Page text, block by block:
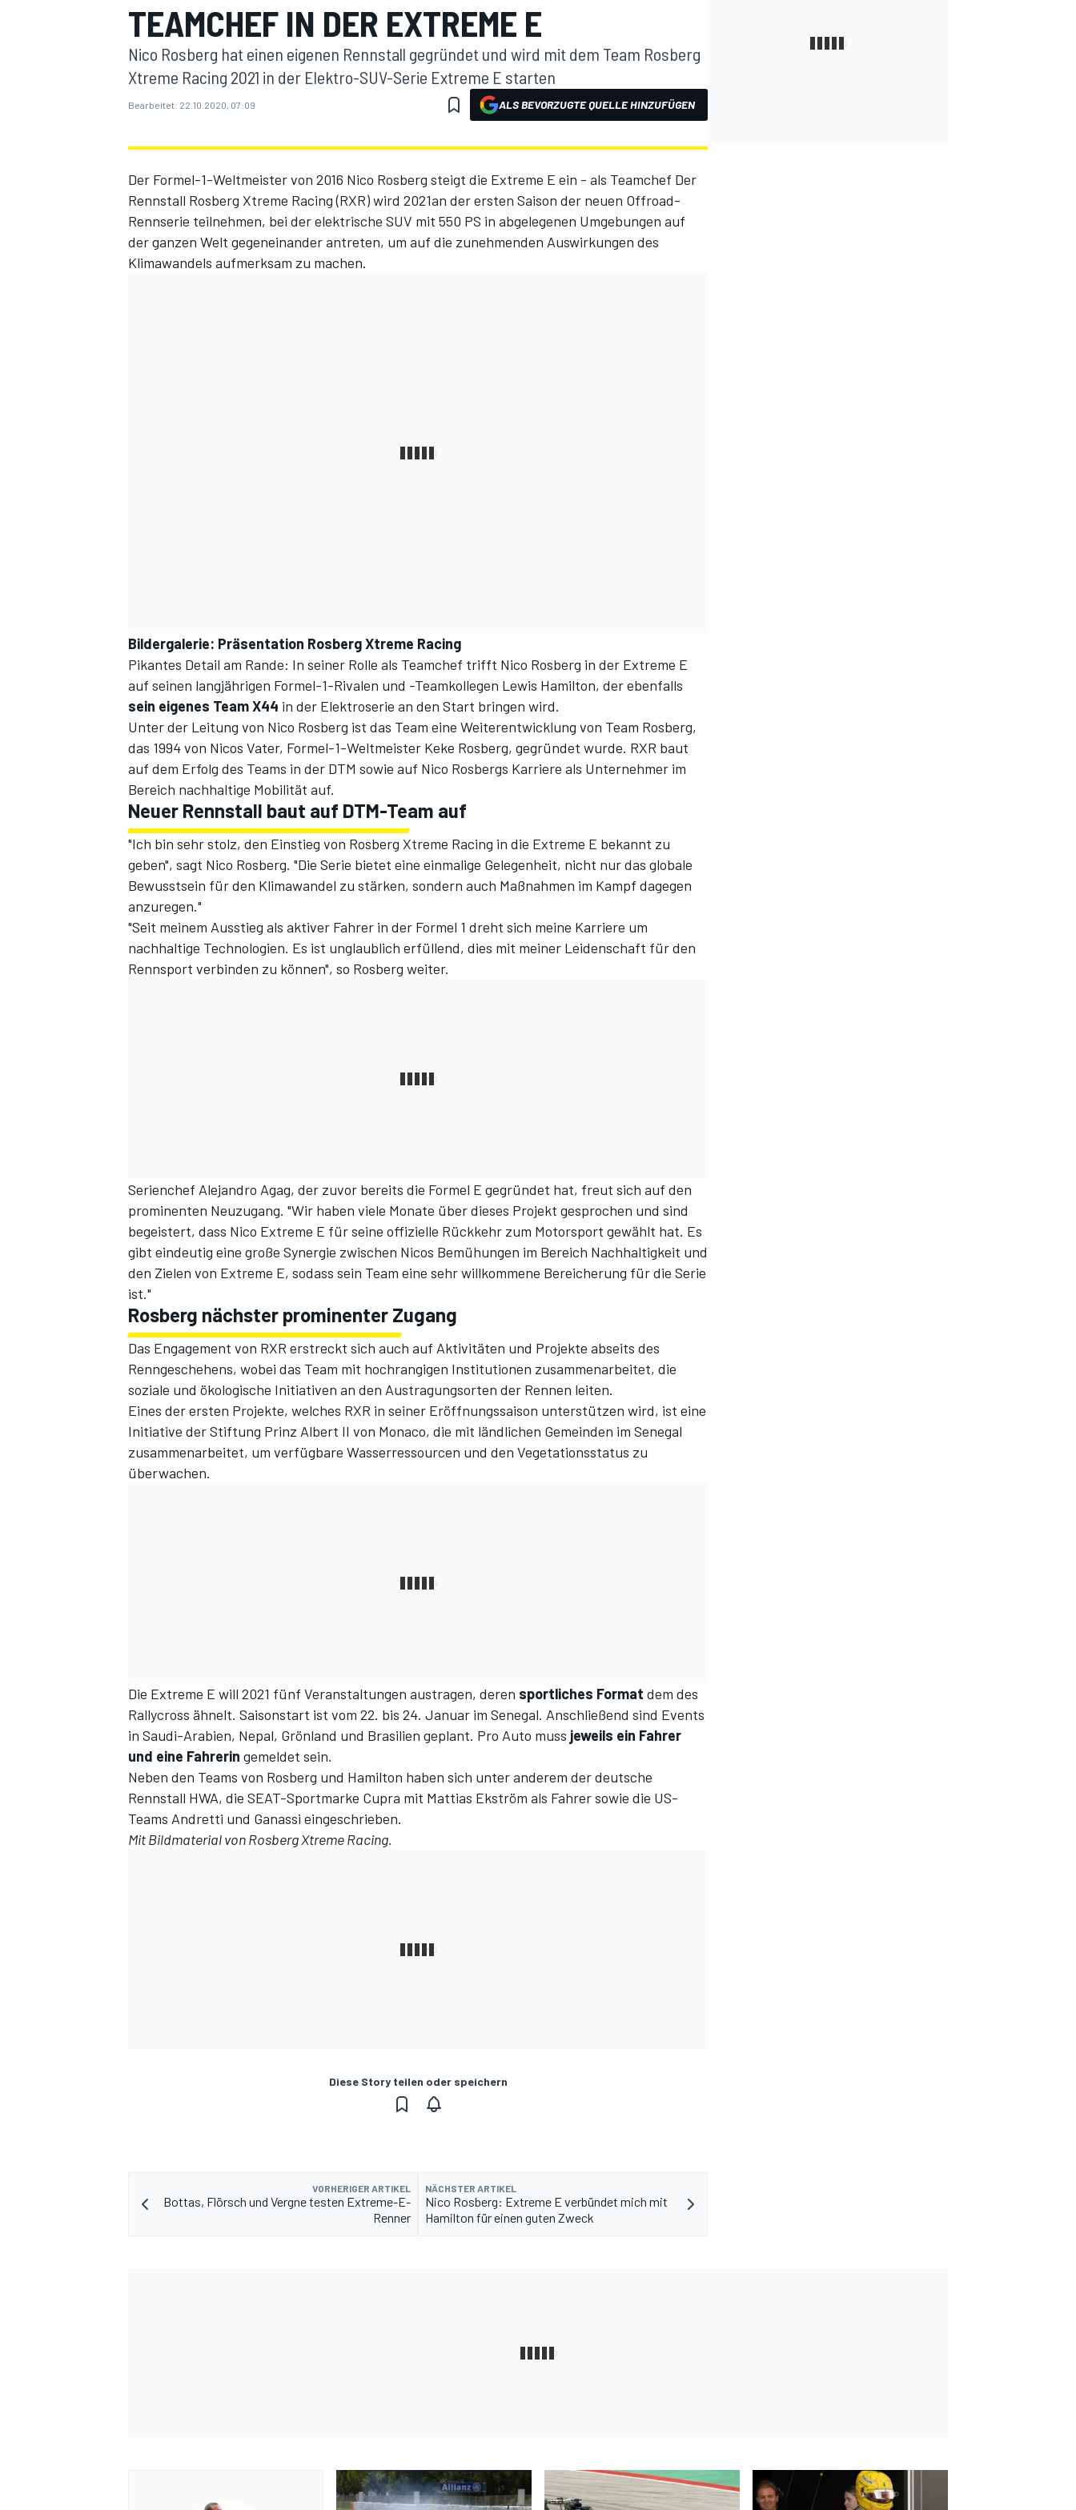
SPORTWAGEN
TEAMCHEF IN DER EXTREME E
Nico Rosberg hat einen eigenen Rennstall gegründet und wird mit dem Team Rosberg
Xtreme Racing 2021 in der Elektro-SUV-Serie Extreme E starten
Bearbeitet: 22.10.2020, 07:09 ALS BEVORZUGTE QUELLE HINZUFÜGEN
Der Formel-1-Weltmeister von 2016 Nico Rosberg steigt die Extreme E ein - als Teamchef Der
Rennstall Rosberg Xtreme Racing (RXR) wird 2021an der ersten Saison der neuen Offroad-
Rennserie teilnehmen, bei der elektrische SUV mit 550 PS in abgelegenen Umgebungen auf
der ganzen Welt gegeneinander antreten, um auf die zunehmenden Auswirkungen des
Klimawandels aufmerksam zu machen.
Bildergalerie: Präsentation Rosberg Xtreme Racing
Pikantes Detail am Rande: In seiner Rolle als Teamchef trifft Nico Rosberg in der Extreme E
auf seinen langjährigen Formel-1-Rivalen und -Teamkollegen Lewis Hamilton, der ebenfalls
sein eigenes Team X44 in der Elektroserie an den Start bringen wird.
Unter der Leitung von Nico Rosberg ist das Team eine Weiterentwicklung von Team Rosberg,
das 1994 von Nicos Vater, Formel-1-Weltmeister Keke Rosberg, gegründet wurde. RXR baut
auf dem Erfolg des Teams in der DTM sowie auf Nico Rosbergs Karriere als Unternehmer im
Bereich nachhaltige Mobilität auf.
Neuer Rennstall baut auf DTM-Team auf
"Ich bin sehr stolz, den Einstieg von Rosberg Xtreme Racing in die Extreme E bekannt zu
geben", sagt Nico Rosberg. "Die Serie bietet eine einmalige Gelegenheit, nicht nur das globale
Bewusstsein für den Klimawandel zu stärken, sondern auch Maßnahmen im Kampf dagegen
anzuregen."
"Seit meinem Ausstieg als aktiver Fahrer in der Formel 1 dreht sich meine Karriere um
nachhaltige Technologien. Es ist unglaublich erfüllend, dies mit meiner Leidenschaft für den
Rennsport verbinden zu können", so Rosberg weiter.
Serienchef Alejandro Agag, der zuvor bereits die Formel E gegründet hat, freut sich auf den
prominenten Neuzugang. "Wir haben viele Monate über dieses Projekt gesprochen und sind
begeistert, dass Nico Extreme E für seine offizielle Rückkehr zum Motorsport gewählt hat. Es
gibt eindeutig eine große Synergie zwischen Nicos Bemühungen im Bereich Nachhaltigkeit und
den Zielen von Extreme E, sodass sein Team eine sehr willkommene Bereicherung für die Serie
ist."
Rosberg nächster prominenter Zugang
Das Engagement von RXR erstreckt sich auch auf Aktivitäten und Projekte abseits des
Renngeschehens, wobei das Team mit hochrangigen Institutionen zusammenarbeitet, die
soziale und ökologische Initiativen an den Austragungsorten der Rennen leiten.
Eines der ersten Projekte, welches RXR in seiner Eröffnungssaison unterstützen wird, ist eine
Initiative der Stiftung Prinz Albert II von Monaco, die mit ländlichen Gemeinden im Senegal
zusammenarbeitet, um verfügbare Wasserressourcen und den Vegetationsstatus zu
überwachen.
Die Extreme E will 2021 fünf Veranstaltungen austragen, deren sportliches Format dem des
Rallycross ähnelt. Saisonstart ist vom 22. bis 24. Januar im Senegal. Anschließend sind Events
in Saudi-Arabien, Nepal, Grönland und Brasilien geplant. Pro Auto muss jeweils ein Fahrer
und eine Fahrerin gemeldet sein.
Neben den Teams von Rosberg und Hamilton haben sich unter anderem der deutsche
Rennstall HWA, die SEAT-Sportmarke Cupra mit Mattias Ekström als Fahrer sowie die US-
Teams Andretti und Ganassi eingeschrieben.
Mit Bildmaterial von Rosberg Xtreme Racing.
Diese Story teilen oder speichern
VORHERIGER ARTIKEL
Bottas, Flörsch und Vergne testen Extreme-E-
Renner
NÄCHSTER ARTIKEL
Nico Rosberg: Extreme E verbündet mich mit
Hamilton für einen guten Zweck